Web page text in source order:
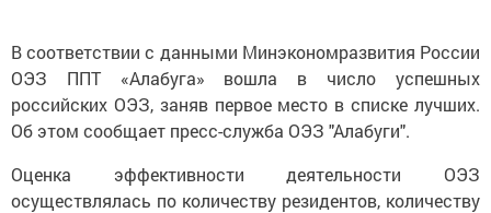
В соответствии с данными Минэкономразвития России
ОЭЗ ППТ «Алабуга» вошла в число успешных
российских ОЭЗ, заняв первое место в списке лучших.
Об этом сообщает пресс-служба ОЭЗ "Алабуги".
Оценка эффективности деятельности ОЭЗ
осуществлялась по количеству резидентов, количеству